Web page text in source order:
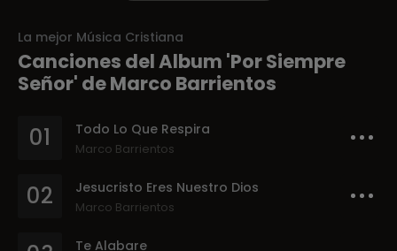
La mejor Música Cristiana
Canciones del Album 'Por Siempre
Señor' de Marco Barrientos
01 Todo Lo Que Respira
Marco Barrientos
02 Jesucristo Eres Nuestro Dios
Marco Barrientos
Te Alabare